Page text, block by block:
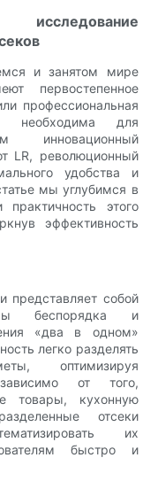
исследование
и занятом мире
первостепенное
профессиональная
необходима для
инновационный
LR, революционный
удобства и
мы углубимся в
этого
эффективность
представляет собой
беспорядка и
«два в одном»
легко разделять
оптимизируя
от того,
товары, кухонную
отсеки
их
быстро и